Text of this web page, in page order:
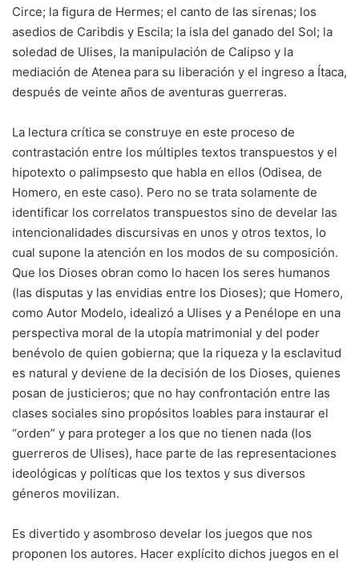
Circe; la figura de Hermes; el canto de las sirenas; los
asedios de Caribdis y Escila; la isla del ganado del Sol; la
soledad de Ulises, la manipulación de Calipso y la
mediación de Atenea para su liberación y el ingreso a Ítaca,
después de veinte años de aventuras guerreras.
La lectura crítica se construye en este proceso de
contrastación entre los múltiples textos transpuestos y el
hipotexto o palimpsesto que habla en ellos (Odisea, de
Homero, en este caso). Pero no se trata solamente de
identificar los correlatos transpuestos sino de develar las
intencionalidades discursivas en unos y otros textos, lo
cual supone la atención en los modos de su composición.
Que los Dioses obran como lo hacen los seres humanos
(las disputas y las envidias entre los Dioses); que Homero,
como Autor Modelo, idealizó a Ulises y a Penélope en una
perspectiva moral de la utopía matrimonial y del poder
benévolo de quien gobierna; que la riqueza y la esclavitud
es natural y deviene de la decisión de los Dioses, quienes
posan de justicieros; que no hay confrontación entre las
clases sociales sino propósitos loables para instaurar el
“orden” y para proteger a los que no tienen nada (los
guerreros de Ulises), hace parte de las representaciones
ideológicas y políticas que los textos y sus diversos
géneros movilizan.
Es divertido y asombroso develar los juegos que nos
proponen los autores. Hacer explícito dichos juegos en el